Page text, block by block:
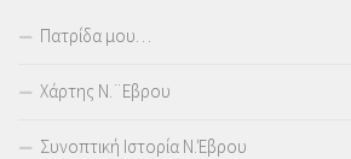
Πατρίδα μου…
Χάρτης Ν.¨Εβρου
Συνοπτική Ιστορία Ν.Έβρου